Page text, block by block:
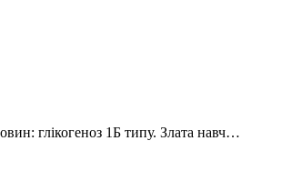
глікогеноз 1Б типу. Злата навч…